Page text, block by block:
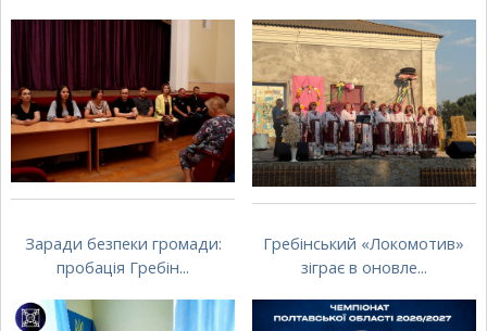
Заради безпеки громади:
пробація Гребін...
Гребінський «Локомотив»
зіграє в оновле...